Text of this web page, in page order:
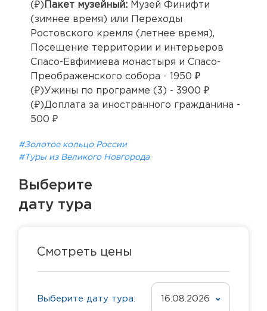
(₽) Пакет музейный: Музей Финифти
(зимнее время) или Переходы
Ростовского кремля (летнее время),
Посещение территории и интерьеров
Спасо-Евфимиева монастыря и Спасо-
Преображенского собора - 1950 ₽
(₽)Ужины по программе (3) - 3900 ₽
(₽)Доплата за иностранного гражданина -
500 ₽
#Золотое кольцо России
#Туры из Великого Новгорода
Выберите
дату тура
Смотреть цены
Выберите дату тура: 16.08.2026